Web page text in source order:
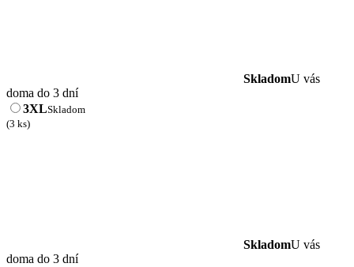
SkladomU vás
doma do 3 dní
3XLSkladom
(3 ks)
SkladomU vás
doma do 3 dní